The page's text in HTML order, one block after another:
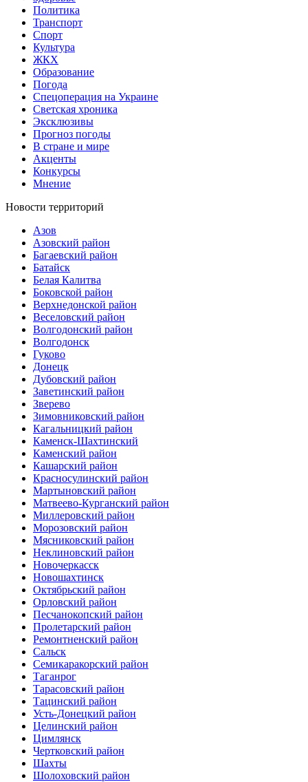
Политика
Транспорт
Спорт
Культура
ЖКХ
Образование
Погода
Спецоперация на Украине
Светская хроника
Эксклюзивы
Прогноз погоды
В стране и мире
Акценты
Конкурсы
Мнение
Новости территорий
Азов
Азовский район
Багаевский район
Батайск
Белая Калитва
Боковской район
Верхнедонской район
Веселовский район
Волгодонский район
Волгодонск
Гуково
Донецк
Дубовский район
Заветинский район
Зверево
Зимовниковский район
Кагальницкий район
Каменск-Шахтинский
Каменский район
Кашарский район
Красносулинский район
Мартыновский район
Матвеево-Курганский район
Миллеровский район
Морозовский район
Мясниковский район
Неклиновский район
Новочеркасск
Новошахтинск
Октябрьский район
Орловский район
Песчанокопский район
Пролетарский район
Ремонтненский район
Сальск
Семикаракорский район
Таганрог
Тарасовский район
Тацинский район
Усть-Донецкий район
Целинский район
Цимлянск
Чертковский район
Шахты
Шолоховский район